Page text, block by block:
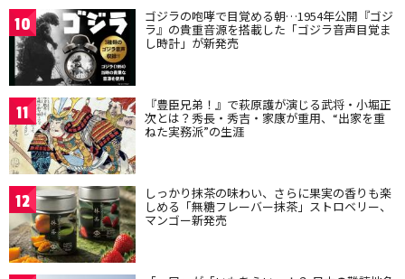
10 ゴジラの咆哮で目覚める朝…1954年公開『ゴジ
ラ』の貴重音源を搭載した「ゴジラ音声目覚ま
し時計」が新発売
11 『豊臣兄弟！』で萩原護が演じる武将・小堀正
次とは？秀長・秀吉・家康が重用、“出家を重
ねた実務派”の生涯
12 しっかり抹茶の味わい、さらに果実の香りも楽
しめる「無糖フレーバー抹茶」ストロベリー、
マンゴー新発売